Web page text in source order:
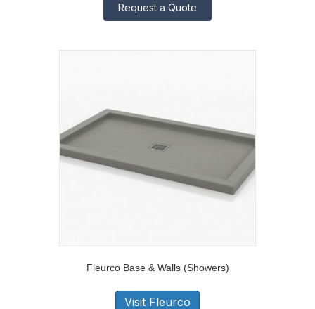
Request a Quote
Fleurco Base & Walls (Showers)
Visit Fleurco